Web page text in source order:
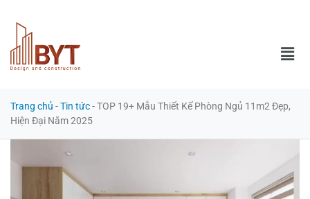
Trang chủ -Tin tức-TOP 19+ Mẫu Thiết Kế Phòng Ngủ 11m2 Đẹp,
Hiện Đại Năm 2025